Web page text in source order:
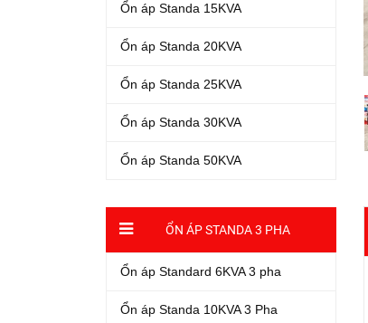
Ổn áp Standa 15KVA
Ổn áp Standa 20KVA
Ổn áp Standa 25KVA
Ổn áp Standa 30KVA
Ổn áp Standa 50KVA
ỔN ÁP STANDA 3 PHA
Ổn áp Standard 6KVA 3 pha
Ổn áp Standa 10KVA 3 Pha